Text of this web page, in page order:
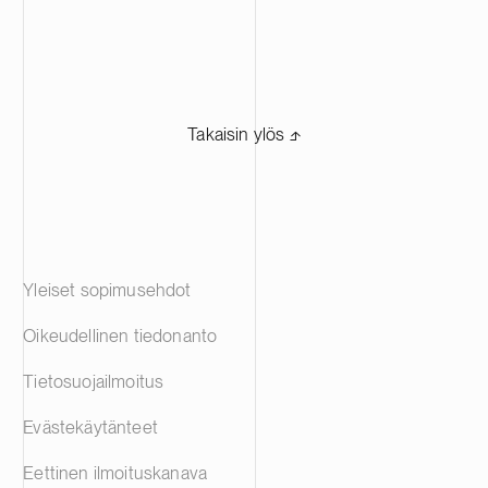
Takaisin ylös ⬏
Yleiset sopimusehdot
Oikeudellinen tiedonanto
Tietosuojailmoitus
Evästekäytänteet
Eettinen ilmoituskanava